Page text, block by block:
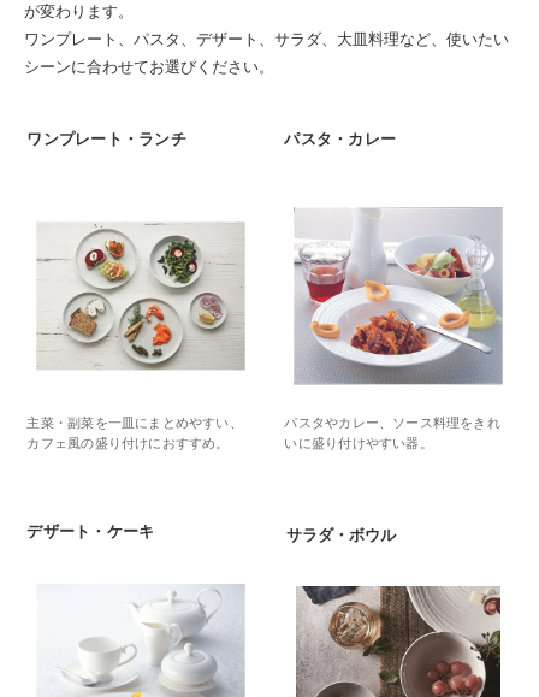
が変わります。
ワンプレート、パスタ、デザート、サラダ、大皿料理など、使いたい
シーンに合わせてお選びください。
ワンプレート・ランチ
主菜・副菜を一皿にまとめやすい、
カフェ風の盛り付けにおすすめ。
パスタ・カレー
パスタやカレー、ソース料理をきれ
いに盛り付けやすい器。
デザート・ケーキ サラダ・ボウル